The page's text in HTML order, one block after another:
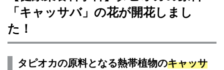
「キャッサバ」の花が開花しまし
た！
タピオカの原料となる熱帯植物のキャッサ